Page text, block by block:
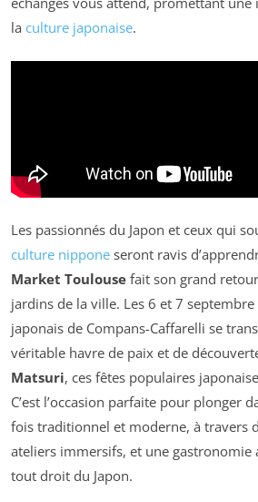
la culture japonaise.
Les passionnés du Japon et ceux qui
culture nippone seront ravis
Market Toulouse fait son grand
jardins de la ville. Les 6 et 7
japonais de Compans-Caffarelli se
véritable havre de paix et de
Matsuri, ces fêtes populaires
C’est l’occasion parfaite pour plonger
fois traditionnel et moderne, à travers
ateliers immersifs, et une gastronomie
tout droit du Japon.